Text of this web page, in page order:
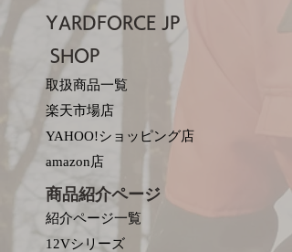
YARDFORCE JP​
SHOP
取扱商品一覧
楽天市場店
YAHOO!ショッピング店
amazon店
商品紹介ページ
紹介ページ一覧
12Vシリーズ